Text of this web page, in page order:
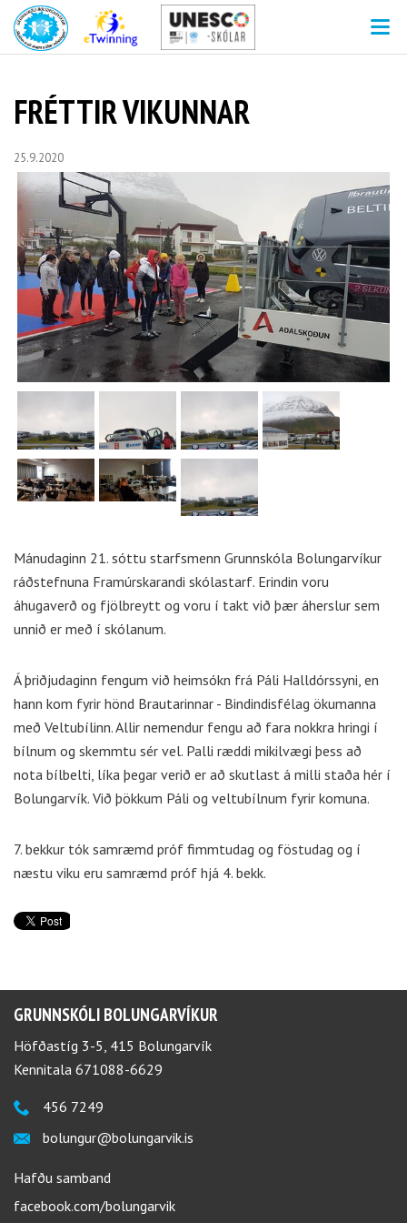
FRÉTTIR VIKUNNAR
25.9.2020
Mánudaginn 21. sóttu starfsmenn Grunnskóla Bolungarvíkur
ráðstefnuna Framúrskarandi skólastarf. Erindin voru
áhugaverð og fjölbreytt og voru í takt við þær áherslur sem
unnið er með í skólanum.
Á þriðjudaginn fengum við heimsókn frá Páli Halldórssyni, en
hann kom fyrir hönd Brautarinnar - Bindindisfélag ökumanna
með Veltubílinn. Allir nemendur fengu að fara nokkra hringi í
bílnum og skemmtu sér vel. Palli ræddi mikilvægi þess að
nota bílbelti, líka þegar verið er að skutlast á milli staða hér í
Bolungarvík. Við þökkum Páli og veltubílnum fyrir komuna.
7. bekkur tók samræmd próf fimmtudag og föstudag og í
næstu viku eru samræmd próf hjá 4. bekk.
GRUNNSKÓLI BOLUNGARVÍKUR
Höfðastíg 3-5, 415 Bolungarvík
Kennitala 671088-6629
456 7249
bolungur@bolungarvik.is
Hafðu samband
facebook.com/bolungarvik